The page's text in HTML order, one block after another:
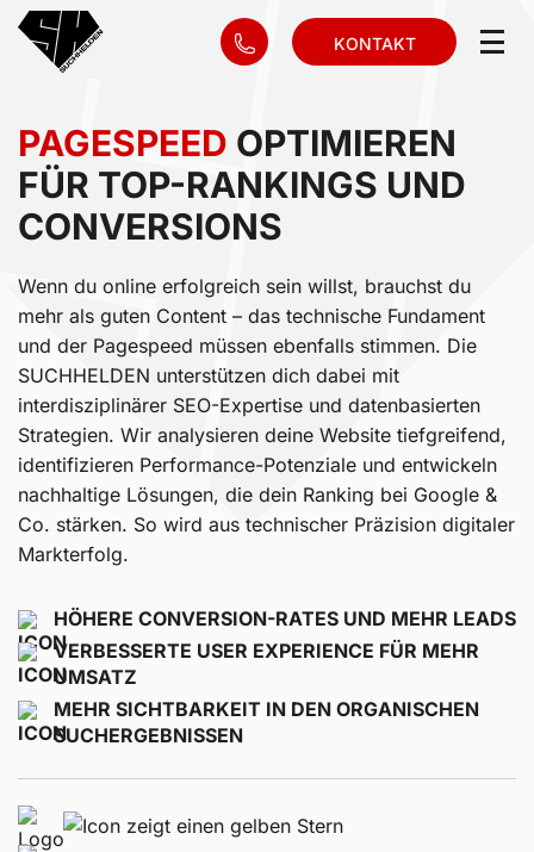
KONTAKT
PAGESPEED OPTIMIEREN
FÜR TOP-RANKINGS UND
CONVERSIONS
Wenn du online erfolgreich sein willst, brauchst du
mehr als guten Content – das technische Fundament
und der Pagespeed müssen ebenfalls stimmen. Die
SUCHHELDEN unterstützen dich dabei mit
interdisziplinärer SEO-Expertise und datenbasierten
Strategien. Wir analysieren deine Website tiefgreifend,
identifizieren Performance-Potenziale und entwickeln
nachhaltige Lösungen, die dein Ranking bei Google &
Co. stärken. So wird aus technischer Präzision digitaler
Markterfolg.
HÖHERE CONVERSION-RATES UND MEHR LEADS
VERBESSERTE USER EXPERIENCE FÜR MEHR
UMSATZ
MEHR SICHTBARKEIT IN DEN ORGANISCHEN
SUCHERGEBNISSEN